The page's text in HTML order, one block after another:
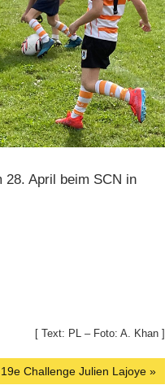
28. April beim SCN in
[ Text: PL – Foto: A. Khan ]
Nächster
19e Challenge Julien Lajoye